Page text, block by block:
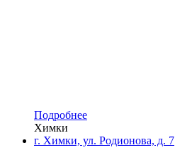
Подробнее
Химки
г. Химки, ул. Родионова, д. 7